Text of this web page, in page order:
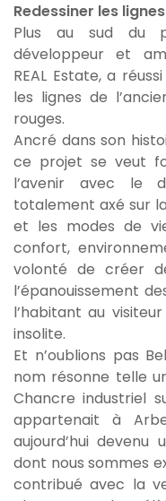
Redessiner les
Plus au sud du
développeur et
REAL Estate, a
les lignes de
rouges.
Ancré dans son
ce projet se veut
l’avenir avec le
totalement axé sur
et les modes de
confort,
volonté de créer
l’épanouissement
l’habitant au
insolite.
Et n’oublions pas
nom résonne telle
Chancre industriel
appartenait à
aujourd’hui
dont nous sommes
contribué avec la